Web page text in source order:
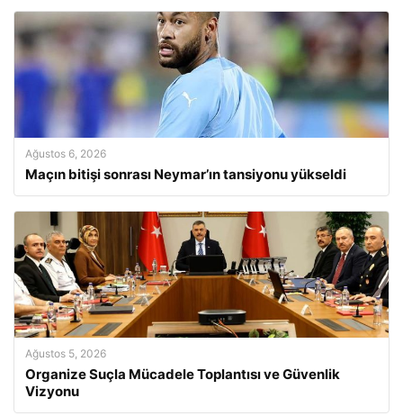
Ağustos 6, 2026
Maçın bitişi sonrası Neymar’ın tansiyonu yükseldi
Ağustos 5, 2026
Organize Suçla Mücadele Toplantısı ve Güvenlik
Vizyonu